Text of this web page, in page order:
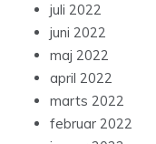
juli 2022
juni 2022
maj 2022
april 2022
marts 2022
februar 2022